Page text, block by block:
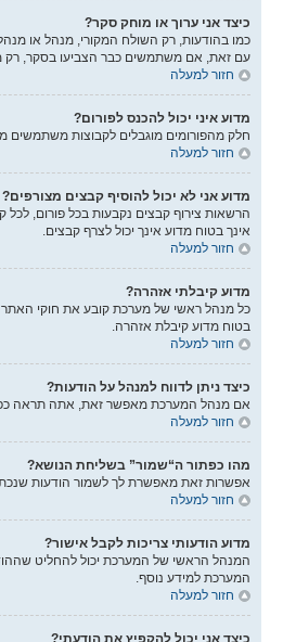
כיצד אני ערוך או מוחק סקר?
כמו בהודעות, רק השולח המקורי, מנהל או
עם זאת, אם משתמשים כבר הצביעו בסקר, רק
חזור למעלה
מדוע איני יכול להכנס לפורום?
חלק מהפורומים מוגבלים לקבוצות משתמשים
חזור למעלה
מדוע אני לא יכול להוסיף קבצים מצורפים?
הרשאות צירוף קבצים נקבעות בכל פורום,
אינך בטוח מדוע אינך יכול לצרף קבצים.
חזור למעלה
מדוע קיבלתי אזהרה?
בטוח מדוע קיבלת אזהרה.
חזור למעלה
כיצד ניתן לדווח למנהל על הודעות?
אם מנהל המערכת מאפשר זאת, אתה תראה
חזור למעלה
מהו כפתור ה“שמור” בשליחת הנושא?
אפשרות זאת מאפשרת לך לשמור הודעות
חזור למעלה
מדוע הודעותי צריכות לקבל אישור?
המנהל הראשי של המערכת יכול להחליט
המערכת למידע נוסף.
חזור למעלה
כיצד אני יכול להקפיץ את הודעתי?